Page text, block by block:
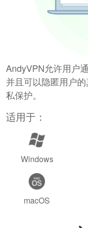
AndyVPN允许用户
并且可以隐匿用户
私保护。
适用于：
Windows
macOS